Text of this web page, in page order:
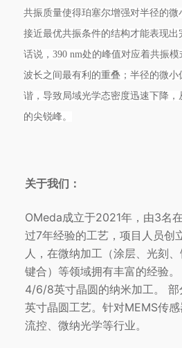
共振质量使得珀塞尔增强对半径的
接近最优共振条件的结构才能表现出
话说，390 nm处的峰值对应着共振
波长之间最有利的重叠；半径的微小
谐，导致局域光学态密度迅速下降，
的尖锐峰。
关于我们：
OMeda成立于2021年，由3名
过7年经验的工艺，项目人员创
人，在微纳加工（涂层、光刻、
键合）等领域拥有丰富的经验
4/6/8英寸晶圆的纳米加工。 部
英寸晶圆工艺。针对MEMS传
流控、微纳光学等行业。